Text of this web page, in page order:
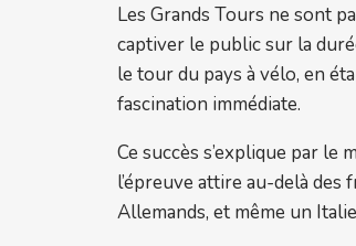
Les Grands Tours ne sont
captiver le public sur la
le tour du pays à vélo, en
fascination immédiate.
Ce succès s’explique par
l’épreuve attire au-delà des
Allemands, et même un